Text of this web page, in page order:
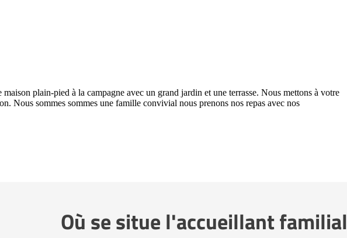
plain-pied à la campagne avec un grand jardin et une terrasse. Nous mettons à votre
Nous sommes sommes une famille convivial nous prenons nos repas avec nos
Où se situe l'accueillant familial